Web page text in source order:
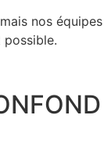
nos équipes
possible.